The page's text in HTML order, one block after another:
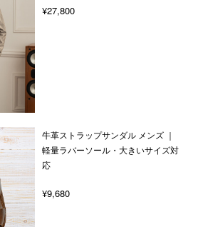
¥27,800
牛革ストラップサンダル メンズ ｜
軽量ラバーソール・大きいサイズ対
応
¥9,680